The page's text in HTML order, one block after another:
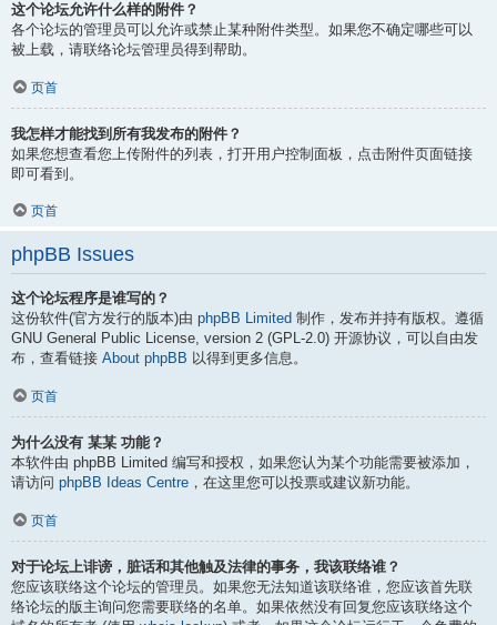
这个论坛允许什么样的附件？
各个论坛的管理员可以允许或禁止某种附件类型。如果您不确定哪些可以
被上载，请联络论坛管理员得到帮助。
页首
我怎样才能找到所有我发布的附件？
如果您想查看您上传附件的列表，打开用户控制面板，点击附件页面链接
即可看到。
页首
phpBB Issues
这个论坛程序是谁写的？
这份软件(官方发行的版本)由 phpBB Limited 制作，发布并持有版权。遵循
GNU General Public License, version 2 (GPL-2.0) 开源协议，可以自由发
布，查看链接 About phpBB 以得到更多信息。
页首
为什么没有 某某 功能？
本软件由 phpBB Limited 编写和授权，如果您认为某个功能需要被添加，
请访问 phpBB Ideas Centre ，在这里您可以投票或建议新功能。
页首
对于论坛上诽谤，脏话和其他触及法律的事务，我该联络谁？
您应该联络这个论坛的管理员。如果您无法知道该联络谁，您应该首先联
络论坛的版主询问您需要联络的名单。如果依然没有回复您应该联络这个